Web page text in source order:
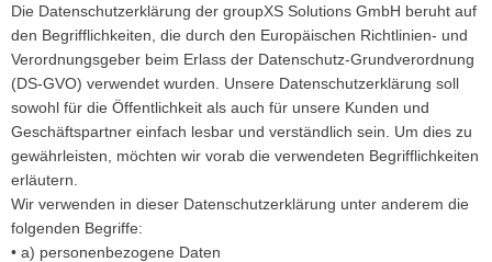
Die Datenschutzerklärung der groupXS Solutions GmbH beruht auf
den Begrifflichkeiten, die durch den Europäischen Richtlinien- und
Verordnungsgeber beim Erlass der Datenschutz-Grundverordnung
(DS-GVO) verwendet wurden. Unsere Datenschutzerklärung soll
sowohl für die Öffentlichkeit als auch für unsere Kunden und
Geschäftspartner einfach lesbar und verständlich sein. Um dies zu
gewährleisten, möchten wir vorab die verwendeten Begrifflichkeiten
erläutern.
Wir verwenden in dieser Datenschutzerklärung unter anderem die
folgenden Begriffe:
• a) personenbezogene Daten